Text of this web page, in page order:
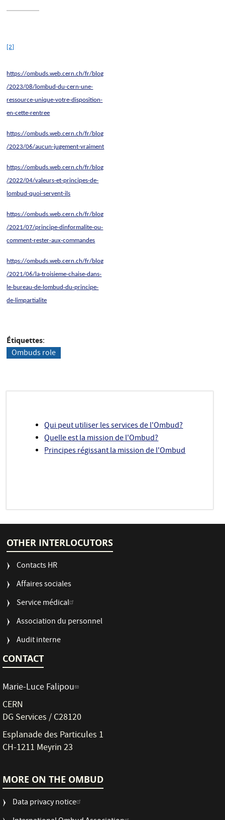
[2]
https://ombuds.web.cern.ch/fr/blog
/2023/08/lombud-du-cern-une-
ressource-unique-votre-disposition-
en-cette-rentree
https://ombuds.web.cern.ch/fr/blog
/2023/06/aucun-jugement-vraiment
https://ombuds.web.cern.ch/fr/blog
/2022/04/valeurs-et-principes-de-
lombud-quoi-servent-ils
https://ombuds.web.cern.ch/fr/blog
/2021/07/principe-dinformalite-ou-
comment-rester-aux-commandes
https://ombuds.web.cern.ch/fr/blog
/2021/06/la-troisieme-chaise-dans-
le-bureau-de-lombud-du-principe-
de-limpartialite
Étiquettes
Ombuds role
Qui peut utiliser les services de l'Ombud?
Quelle est la mission de l'Ombud?
Principes régissant la mission de l'Ombud
OTHER INTERLOCUTORS
Contacts HR
Affaires sociales
Service médical
Association du personnel
Audit interne
CONTACT
Marie-Luce Falipou
CERN
DG Services / C28120
Esplanade des Particules 1
CH-1211 Meyrin 23
MORE ON THE OMBUD
Data privacy notice